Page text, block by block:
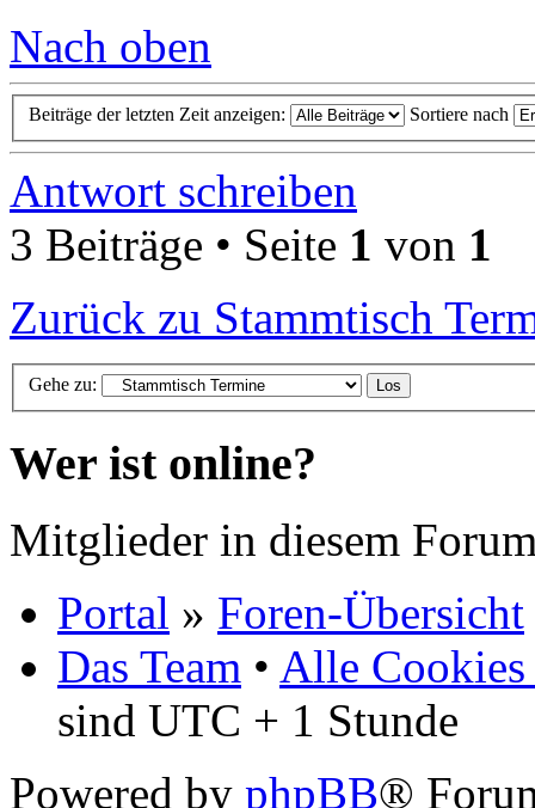
Nach oben
Beiträge der letzten Zeit anzeigen: Sortiere nach
Antwort schreiben
3 Beiträge • Seite 1 von 1
Zurück zu Stammtisch
Gehe zu:
Wer ist online?
Mitglieder in diesem
Portal » Foren-Übersicht
Das Team • Alle Cookies
sind UTC + 1 Stunde
Powered by phpBB®